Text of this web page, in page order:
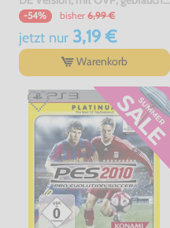
-54% bisher 6,99 €
jetzt nur3,19 €
Warenkorb